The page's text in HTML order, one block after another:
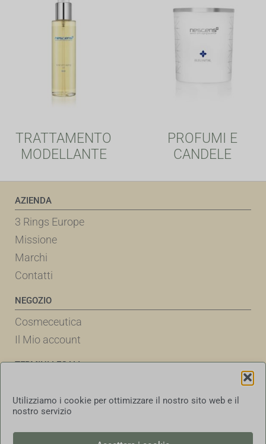
Utilizziamo i cookie per ottimizzare il nostro sito web e il
nostro servizio
TRATTAMENTO
MODELLANTE
PROFUMI E
CANDELE
AZIENDA
3 Rings Europe
Missione
Marchi
Contatti
NEGOZIO
Cosmeceutica
Il Mio account
TERMINI LEGALI
Informativa sulla privacy
Esclusione di responsabilità